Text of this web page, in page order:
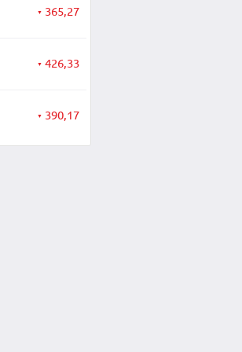
▼ 365,27
▼ 426,33
▼ 390,17